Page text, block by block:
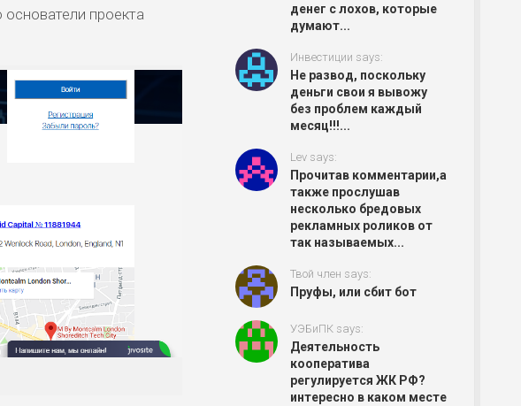
проекта
денег с лохов, которые
думают...
Инвестиции says:
Не развод, поскольку
деньги свои я вывожу
без проблем каждый
месяц!!!...
Lev says:
Прочитав комментарии,а
также прослушав
несколько бредовых
рекламных роликов от
так называемых...
Твой член says:
Пруфы, или сбит бот
УЭБиПК says:
Деятельность
кооператива
регулируется ЖК РФ?
интересно в каком месте